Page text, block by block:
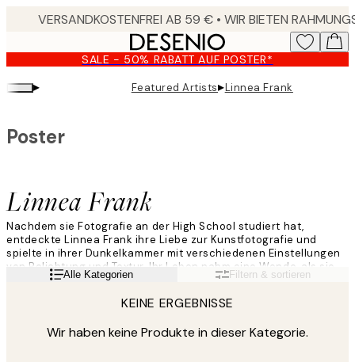
content.
SALE - 50% RABATT AUF POSTER*
▸ Featured Artists▸Linnea Frank
Linnea Frank
Poster
Nachdem sie Fotografie an der High School studiert hat,
entdeckte Linnea Frank ihre Liebe zur Kunstfotografie und
spielte in ihrer Dunkelkammer mit verschiedenen Einstellungen
von Belichtung und Textur. Ihr Leben nahm eine Wende, als sie
ihre Sachen zusammenpackte und nach Kapstadt zog. Dadurch
eigenen Studio, in welchem sie hauptsächlich Mode- und
WeiterlesenAlle Kategorien Filtern & sortieren
KEINE ERGEBNISSE
Wir haben keine Produkte in dieser Kategorie.